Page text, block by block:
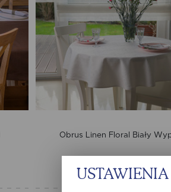
Obrus Linen Floral Biały
USTAWIENIA